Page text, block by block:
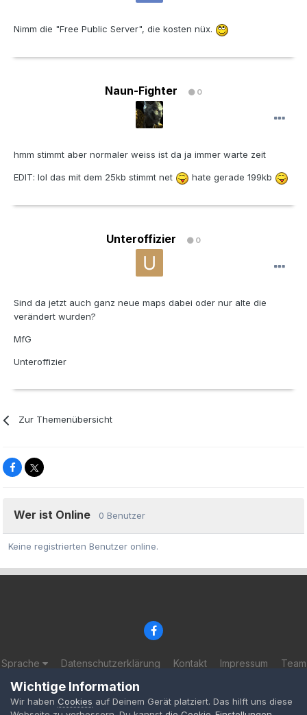
Nimm die "Free Public Server", die kosten nüx.
Naun-Fighter 0
hmm stimmt aber normaler weiss ist da ja immer warte zeit
EDIT: lol das mit dem 25kb stimmt net hate gerade 199kb
Unteroffizier 0
Sind da jetzt auch ganz neue maps dabei oder nur alte die
verändert wurden?
MfG
Unteroffizier
Zur Themenübersicht
Wer ist Online 0 Benutzer
Keine registrierten Benutzer online.
Sprache Datenschutzerklärung Kontakt Impressum Team
© 2002-2025 BF-Games.net
Powered by Invision Community
Wichtige Information
Wir haben Cookies auf Deinem Gerät platziert. Das hilft uns diese